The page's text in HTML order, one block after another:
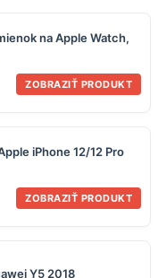
na Apple Watch,
ZOBRAZIŤ PRODUKT
iPhone 12/12 Pro
ZOBRAZIŤ PRODUKT
Y5 2018